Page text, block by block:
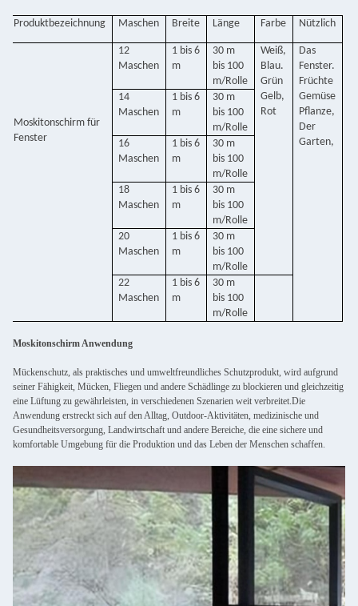
Produktbezeichnung Maschen Breite Länge Farbe Nützlich
Moskitonschirm für
Fenster
12
Maschen
1 bis 6
m
30 m
bis 100
m/Rolle
Weiß,
Blau.
Grün
Gelb,
Rot
Das
Fenster.
Früchte
Gemüse
Pflanze,
Der
Garten,
14
Maschen
1 bis 6
m
30 m
bis 100
m/Rolle
16
Maschen
1 bis 6
m
30 m
bis 100
m/Rolle
18
Maschen
1 bis 6
m
30 m
bis 100
m/Rolle
20
Maschen
1 bis 6
m
30 m
bis 100
m/Rolle
22
Maschen
1 bis 6
m
30 m
bis 100
m/Rolle
Moskitonschirm Anwendung
Mückenschutz, als praktisches und umweltfreundliches Schutzprodukt, wird aufgrund
seiner Fähigkeit, Mücken, Fliegen und andere Schädlinge zu blockieren und gleichzeitig
eine Lüftung zu gewährleisten, in verschiedenen Szenarien weit verbreitet.Die
Anwendung erstreckt sich auf den Alltag, Outdoor-Aktivitäten, medizinische und
Gesundheitsversorgung, Landwirtschaft und andere Bereiche, die eine sichere und
komfortable Umgebung für die Produktion und das Leben der Menschen schaffen.